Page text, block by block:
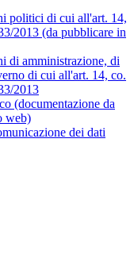
politici di cui all'art. 14,
2013 (da pubblicare in
di amministrazione, di
di cui all'art. 14, co.
2013
(documentazione da
web)
dei dati